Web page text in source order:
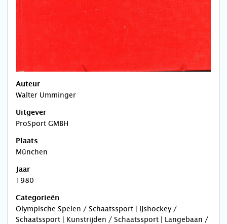
Auteur
Walter Umminger
Uitgever
ProSport GMBH
Plaats
München
Jaar
1980
Categorieën
Olympische Spelen / Schaatssport | IJshockey /
Schaatssport | Kunstrijden / Schaatssport | Langebaan /